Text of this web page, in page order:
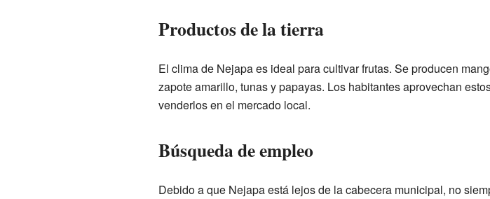
Productos de la tierra
El clima de Nejapa es ideal para cultivar frutas. Se producen
zapote amarillo, tunas y papayas. Los habitantes aprovechan
venderlos en el mercado local.
Búsqueda de empleo
Debido a que Nejapa está lejos de la cabecera municipal, no